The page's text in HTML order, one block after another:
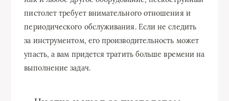
пистолет требует внимательного отношения и
периодического обслуживания. Если не следить
за инструментом, его производительность может
упасть, а вам придется тратить больше времени на
выполнение задач.